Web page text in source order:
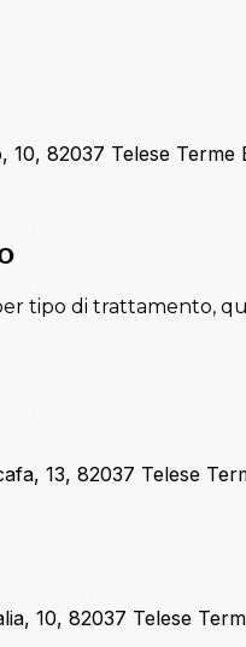
10, 82037 Telese Terme
tipo di trattamento,
13, 82037 Telese
10, 82037 Telese